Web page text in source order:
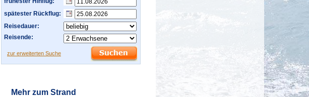
spätester Rückflug:
Reisedauer:
Reisende:
zur erweiterten Suche
Mehr zum Strand